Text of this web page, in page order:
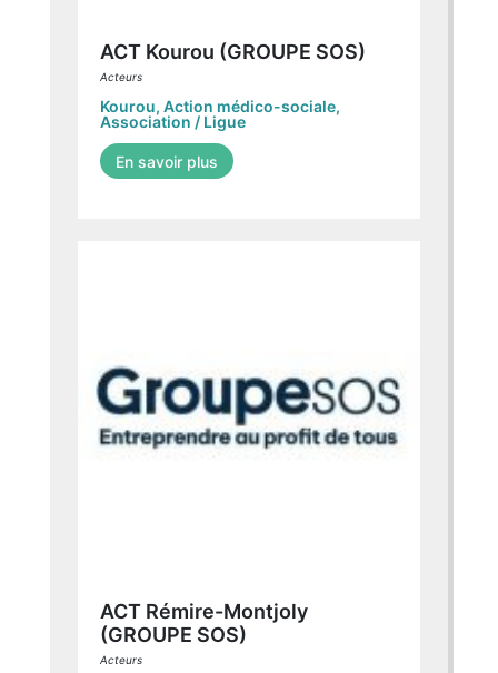
ACT Kourou (GROUPE SOS)
Acteurs
Kourou, Action médico-sociale,
Association / Ligue
En savoir plus
ACT Rémire-Montjoly
(GROUPE SOS)
Acteurs